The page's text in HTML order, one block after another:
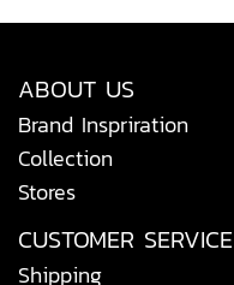
ABOUT US
Brand Inspriration
Collection
Stores
CUSTOMER SERVICE
Shipping